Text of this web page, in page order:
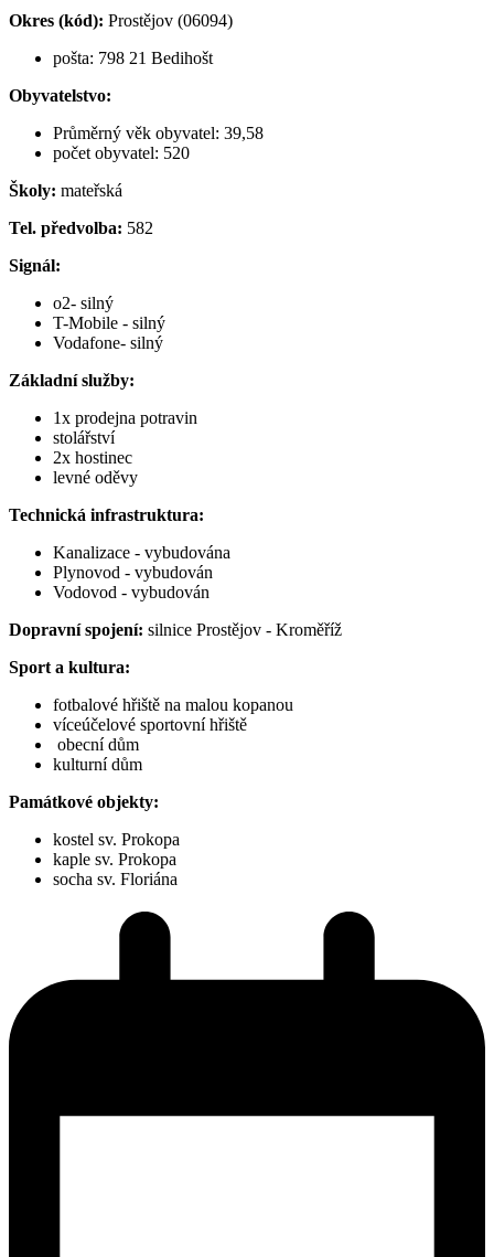
Okres (kód): Prostějov (06094)
pošta: 798 21 Bedihošt
Obyvatelstvo:
Průměrný věk obyvatel: 39,58
počet obyvatel: 520
Školy: mateřská
Tel. předvolba: 582
Signál:
o2- silný
T-Mobile - silný
Vodafone- silný
Základní služby:
1x prodejna potravin
stolářství
2x hostinec
levné oděvy
Technická infrastruktura:
Kanalizace - vybudována
Plynovod - vybudován
Vodovod - vybudován
Dopravní spojení: silnice Prostějov - Kroměříž
Sport a kultura:
fotbalové hřiště na malou kopanou
víceúčelové sportovní hřiště
obecní dům
kulturní dům
Památkové objekty:
kostel sv. Prokopa
kaple sv. Prokopa
socha sv. Floriána